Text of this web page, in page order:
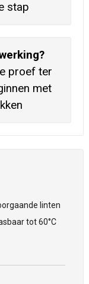
stap
proef ter
met
linten
tot 60°C